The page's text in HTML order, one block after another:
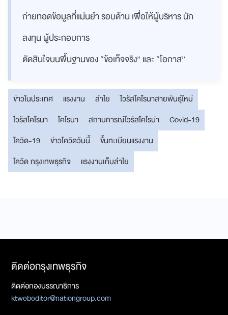
ถ่ายทอดข้อมูลที่แม่นยำ รอบด้าน เพื่อให้ผู้บริหาร นัก
ลงทุน ผู้ประกอบการ
ตัดสินใจบนพื้นฐานของ “ข้อเท็จจริง” และ “โอกาส”
ข่าวในประเทศ แรงงาน ลำไย
ไวรัสโคโรนาสายพันธุ์ใหม่
ไวรัสโคโรนา
โคโรนา สถานการณ์ไวรัสโคโรน่า
Covid-19
โควิด-19
ข่าวโควิดวันนี้
ขึ้นทะเบียนแรงงาน
โควิด กรุงเทพธุรกิจ
แรงงานเก็บลำไย
ติดต่อกรุงเทพธุรกิจ
ติดต่อกองบรรณาธิการ
ktwebeditor@nationgroup.com